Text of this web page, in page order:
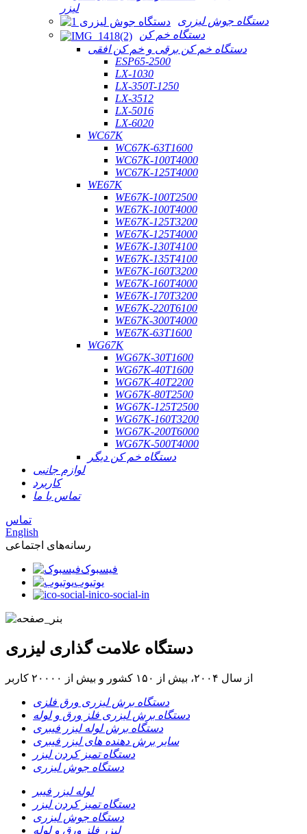
لیزر
دستگاه جوش لیزری
دستگاه خم کن
دستگاه خم کن برقی و خم کن افقی
ESP65-2500
LX-1030
LX-350T-1250
LX-3512
LX-5016
LX-6020
WC67K
WC67K-63T1600
WC67K-100T4000
WC67K-125T4000
WE67K
WE67K-100T2500
WE67K-100T4000
WE67K-125T3200
WE67K-125T4000
WE67K-130T4100
WE67K-135T4100
WE67K-160T3200
WE67K-160T4000
WE67K-170T3200
WE67K-220T6100
WE67K-300T4000
WE67K-63T1600
WG67K
WG67K-30T1600
WG67K-40T1600
WG67K-40T2200
WG67K-80T2500
WG67K-125T2500
WG67K-160T3200
WG67K-200T6000
WG67K-500T4000
دستگاه خم کن دیگر
لوازم جانبی
کاربرد
تماس با ما
تماس
English
رسانه‌های اجتماعی
فیسبوک
یوتیوب
ico-social-in
دستگاه علامت گذاری لیزری
از سال ۲۰۰۴، بیش از ۱۵۰ کشور و بیش از ۲۰۰۰۰ کاربر
دستگاه برش لیزری ورق فلزی
دستگاه برش لیزری فلز ورق و لوله
دستگاه برش لوله لیزر فیبری
سایر برش دهنده های لیزر فیبری
دستگاه تمیز کردن لیزر
دستگاه جوش لیزری
لوله لیزر فیبر
دستگاه تمیز کردن لیزر
دستگاه جوش لیزری
لیزر فلز ورق و لوله